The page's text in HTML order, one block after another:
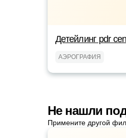
Детейлинг pdr
АЭРОГРАФИЯ
Не нашли
Примените другой